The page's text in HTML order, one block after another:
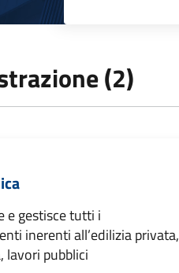
(2)
e gestisce tutti i
inerenti all’edilizia privata,
lavori pubblici